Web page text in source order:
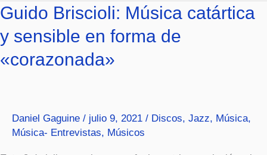
Guido Briscioli: Música catártica
y sensible en forma de
«corazonada»
Daniel Gaguine / julio 9, 2021 / Discos, Jazz, Música,
Música- Entrevistas, Músicos
Guido
Briscioli:
Música
catártica
y
«corazonada»